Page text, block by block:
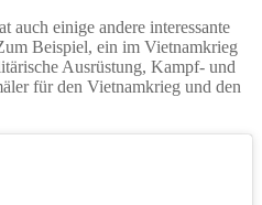
auch einige andere interessante
Beispiel, ein im Vietnamkrieg
Ausrüstung, Kampf- und
für den Vietnamkrieg und den